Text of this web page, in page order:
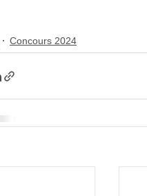
Concours 2024